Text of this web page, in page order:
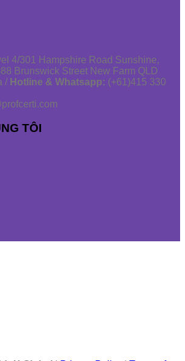
4/301 Hampshire Road Sunshine,
Brunswick Street New Farm QLD
/ Hotline & Whatsapp: (+61)415 330
TÔI